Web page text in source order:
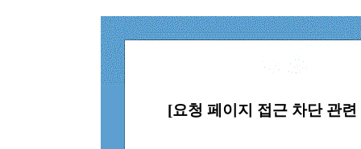
[요청 페이지 접근 차단 관